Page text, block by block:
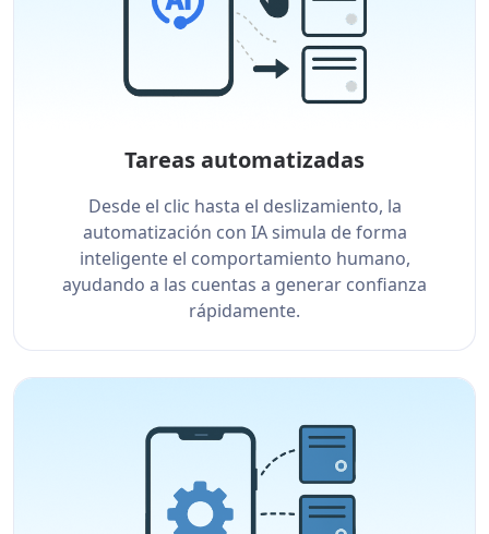
Tareas automatizadas
Desde el clic hasta el deslizamiento, la
automatización con IA simula de forma
inteligente el comportamiento humano,
ayudando a las cuentas a generar confianza
rápidamente.